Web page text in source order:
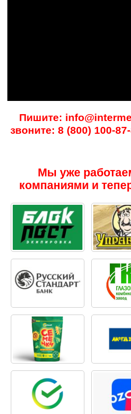
Пишите:
звоните: 8 (800) 100-
Мы уже
компаниями и